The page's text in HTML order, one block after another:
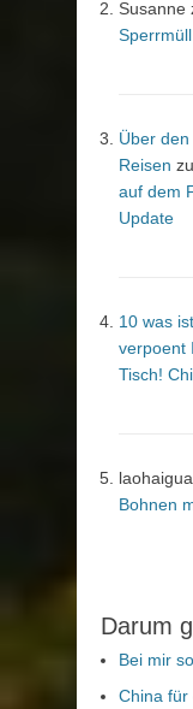
Susanne
Über
Reisen zu
auf dem
Update
10 was
verpoent
Tisch!
laohaigua
Bohnen
Darum
Bei mir so
China für